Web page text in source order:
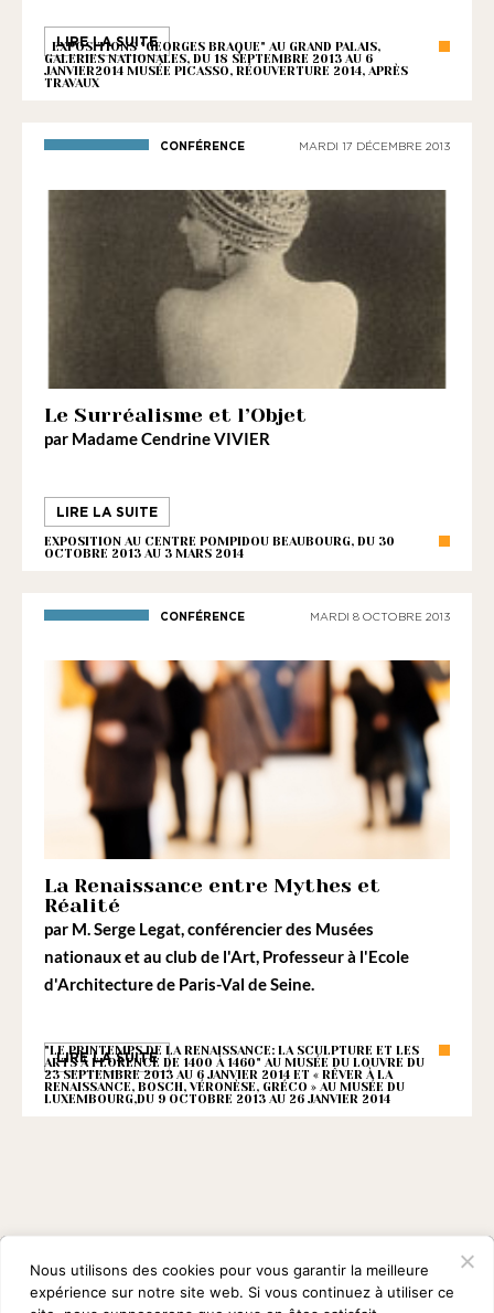
LIRE LA SUITE
EXPOSITIONS "GEORGES BRAQUE" AU GRAND PALAIS,
GALERIES NATIONALES, DU 18 SEPTEMBRE 2013 AU 6
JANVIER2014 MUSÉE PICASSO, RÉOUVERTURE 2014, APRÈS
TRAVAUX
CONFÉRENCE MARDI 17 DÉCEMBRE 2013
Le Surréalisme et l’Objet
par Madame Cendrine VIVIER
LIRE LA SUITE
EXPOSITION AU CENTRE POMPIDOU BEAUBOURG, DU 30
OCTOBRE 2013 AU 3 MARS 2014
CONFÉRENCE MARDI 8 OCTOBRE 2013
La Renaissance entre Mythes et
Réalité
par M. Serge Legat, conférencier des Musées
nationaux et au club de l'Art, Professeur à l'Ecole
d'Architecture de Paris-Val de Seine.
LIRE LA SUITE
"LE PRINTEMPS DE LA RENAISSANCE: LA SCULPTURE ET LES
ARTS À FLORENCE DE 1400 À 1460" AU MUSÉE DU LOUVRE DU
23 SEPTEMBRE 2013 AU 6 JANVIER 2014 ET « RÊVER À LA
RENAISSANCE, BOSCH, VÉRONÈSE, GRÉCO » AU MUSÉE DU
LUXEMBOURG,DU 9 OCTOBRE 2013 AU 26 JANVIER 2014
Nous utilisons des cookies pour vous garantir la meilleure
expérience sur notre site web. Si vous continuez à utiliser ce